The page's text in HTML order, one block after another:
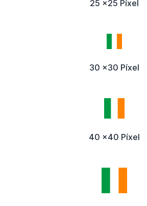
25 x25 Píxel
30 x30 Píxel
40 x40 Píxel